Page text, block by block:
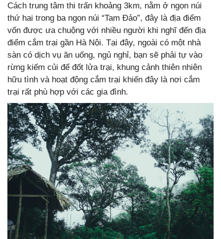
Cách trung tâm thi trấn khoảng 3km, nằm ở ngọn núi
thứ hai trong ba ngọn núi “Tam Đảo”, đây là địa điểm
vốn được ưa chuộng với nhiều người khi nghĩ đến địa
điểm cắm trại gần Hà Nội. Tại đây, ngoài có một nhà
sàn có dịch vụ ăn uống, ngủ nghỉ, bạn sẽ phải tự vào
rừng kiếm củi để đốt lửa trại, khung cảnh thiên nhiên
hữu tình và hoạt động cắm trại khiến đây là nơi cắm
trại rất phù hợp với các gia đình.